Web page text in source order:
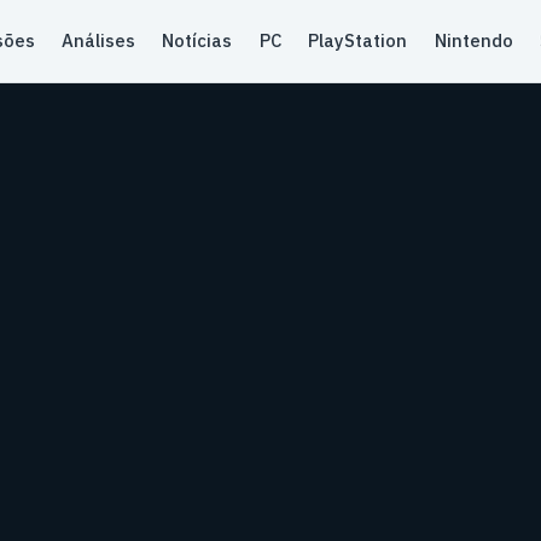
Análises Notícias PC PlayStation Nintendo